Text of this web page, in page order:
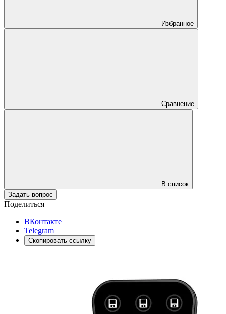
Избранное
Сравнение
В список
Задать вопрос
Поделиться
ВКонтакте
Telegram
Скопировать ссылку